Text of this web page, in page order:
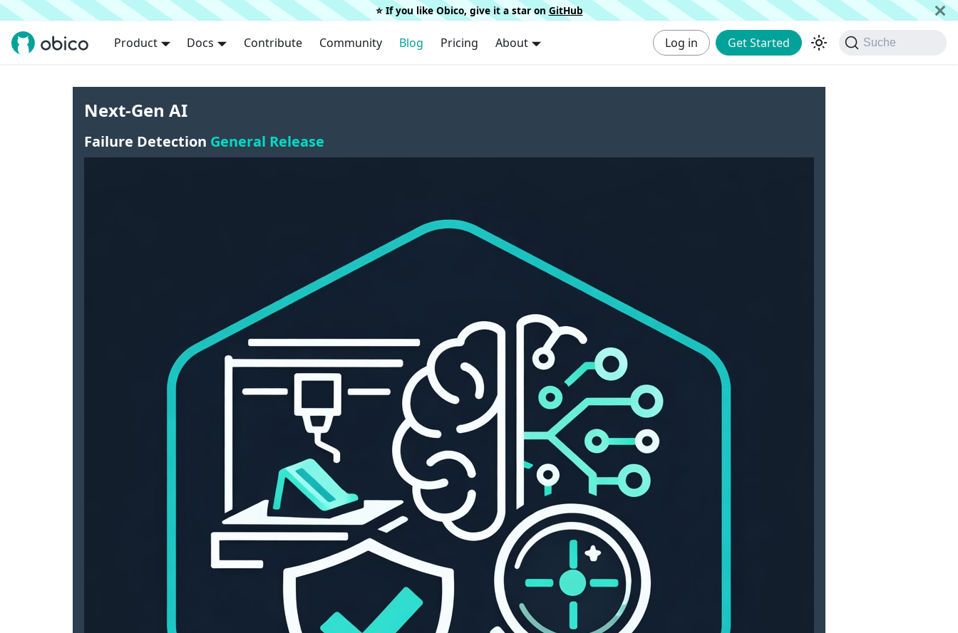
⭐️ If you like Obico, give it a star on GitHub
Product Docs Contribute Community Blog Pricing About Log in Get Started Suche
Next-Gen AI
Failure Detection General Release